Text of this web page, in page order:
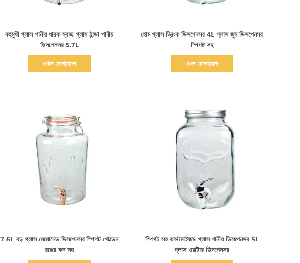
বহুমুখী গ্লাস পানীয় ধারক স্বচ্ছ গ্লাস ঠান্ডা পানীয়
ডিসপেনসর 5.7L
এখন যোগাযোগ
হোম গ্লাস ড্রিংক ডিসপেনসর 4L গ্লাস জুস ডিসপেনসর
স্পিগট সহ
এখন যোগাযোগ
7.6L বড় গ্লাস লেমোনেড ডিসপেনসর স্পিগট গোল্ডেন
রঙের কল সহ
স্পিগট সহ কাস্টমাইজড গ্লাস পানীয় ডিসপেনসর 5L
গ্লাস ওয়াটার ডিসপেনসর